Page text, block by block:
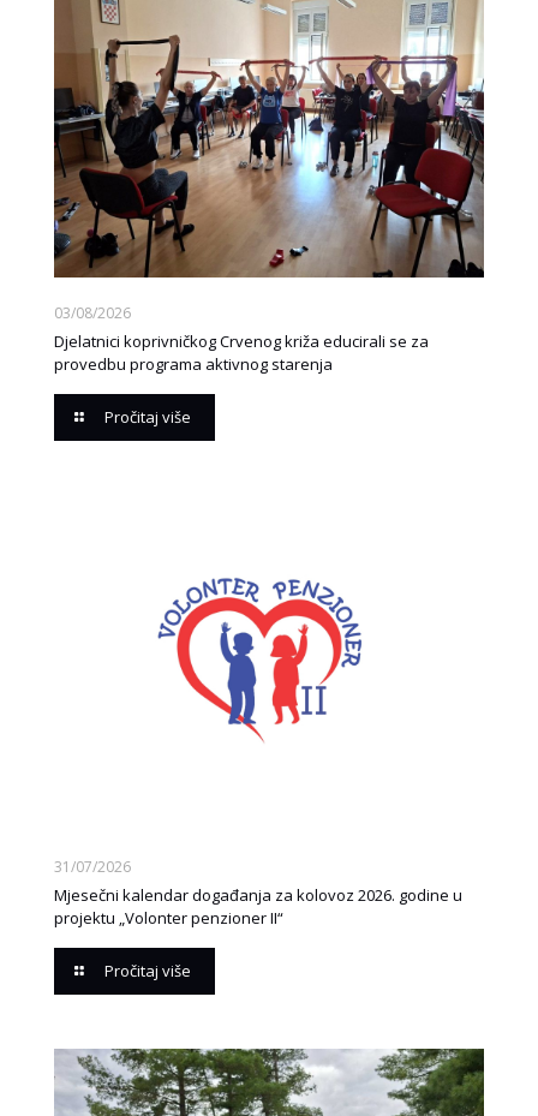
03/08/2026
Djelatnici koprivničkog Crvenog križa educirali se za
provedbu programa aktivnog starenja
Pročitaj više
31/07/2026
Mjesečni kalendar događanja za kolovoz 2026. godine u
projektu „Volonter penzioner II“
Pročitaj više